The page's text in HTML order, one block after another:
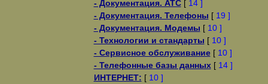
- Документация. АТС[ 14 ]
- Документация. Телефоны [ 19 ]
- Документация. Модемы [ 10 ]
- Технологии и стандарты [ 10 ]
- Сервисное обслуживание[ 10 ]
- Телефонные базы данных[ 14 ]
ИНТЕРНЕТ: [ 10 ]